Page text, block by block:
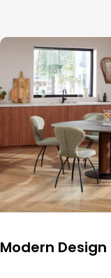
Modern Design